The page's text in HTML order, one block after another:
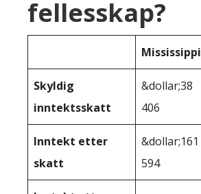
fellesskap?
Mississippi
Skyldig
inntektsskatt
&dollar;38
406
Inntekt etter
skatt
&dollar;161
594